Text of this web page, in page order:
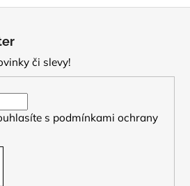
či slevy!
s podmínkami ochrany